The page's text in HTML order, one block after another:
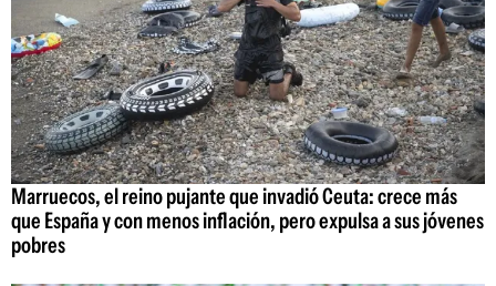
Marruecos, el reino pujante que invadió Ceuta: crece más
que España y con menos inflación, pero expulsa a sus jóvenes
pobres